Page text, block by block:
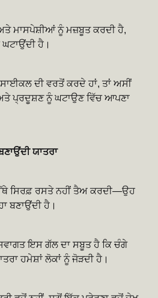
ਮਾਸਪੇਸ਼ੀਆਂ ਨੂੰ ਮਜ਼ਬੂਤ ਕਰਦੀ ਹੈ,
ਹੈ।
ਦੀ ਵਰਤੋਂ ਕਰਦੇ ਹਾਂ, ਤਾਂ ਅਸੀਂ
ਪ੍ਰਦੂਸ਼ਣ ਨੂੰ ਘਟਾਉਣ ਵਿੱਚ ਆਪਣਾ
ਯਾਤਰਾ
ਸਿਰਫ਼ ਰਸਤੇ ਨਹੀਂ ਤੈਅ ਕਰਦੀ—ਉਹ
ਬਣਾਉਂਦੀ ਹੈ।
ਇਸ ਗੱਲ ਦਾ ਸਬੂਤ ਹੈ ਕਿ ਚੰਗੇ
ਹਮੇਸ਼ਾਂ ਲੋਕਾਂ ਨੂੰ ਜੋੜਦੀ ਹੈ।